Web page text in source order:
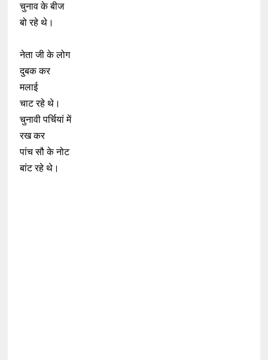
चुनाव के बीज
बो रहे थे।
नेता जी के लोग
दुबक कर
मलाई
चाट रहे थे।
चुनावी पर्चियां में
रख कर
पांच सौ के नोट
बांट रहे थे।